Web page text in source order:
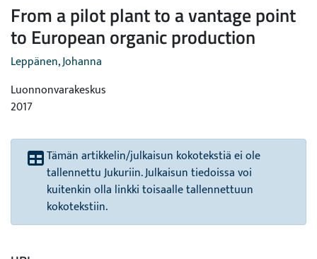
From a pilot plant to a vantage point
to European organic production
Leppänen, Johanna
Luonnonvarakeskus
2017
Tämän artikkelin/julkaisun kokotekstiä ei ole
tallennettu Jukuriin. Julkaisun tiedoissa voi
kuitenkin olla linkki toisaalle tallennettuun
kokotekstiin.